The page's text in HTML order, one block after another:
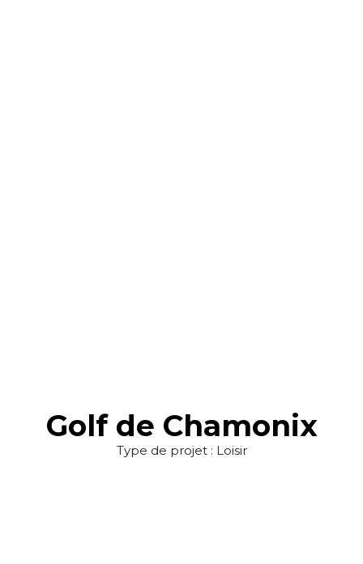
Golf de Chamonix
Type de projet : Loisir